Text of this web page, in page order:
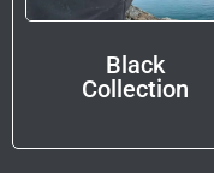
Black
Collection